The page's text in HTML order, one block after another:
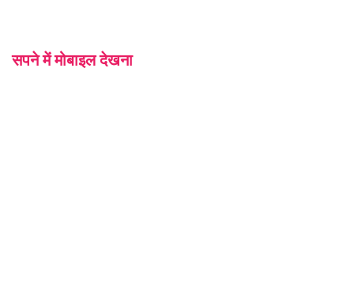
सपने में मोबाइल देखना